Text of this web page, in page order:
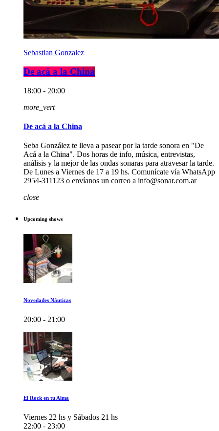
Sebastian Gonzalez
De acá a la China
18:00 - 20:00
more_vert
De acá a la China
Seba González te lleva a pasear por la tarde sonora en "De
Acá a la China". Dos horas de info, música, entrevistas,
análisis y la mejor de las ondas sonaras para atravesar la tarde.
De Lunes a Viernes de 17 a 19 hs. Comunícate vía WhatsApp
2954-311123 o envíanos un correo a info@sonar.com.ar
close
Upcoming shows
Novedades Náuticas
20:00 - 21:00
El Rock en tu Alma
Viernes 22 hs y Sábados 21 hs
22:00 - 23:00